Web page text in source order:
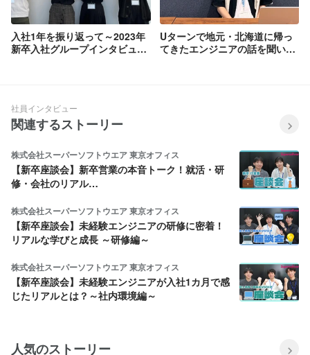
入社1年を振り返って～2023年
新卒入社グループインタビュー
Uターンで地元・北海道に帰っ
てきたエンジニアの話を聞いて
社員インタビュー
関連するストーリー
株式会社スーパーソフトウエア 東京オフィス
【新卒座談会】新卒営業の本音トーク！就活・研
修・会社のリアル…
株式会社スーパーソフトウエア 東京オフィス
【新卒座談会】未経験エンジニアの研修に密着！
リアルな学びと成長 ～研修編～
株式会社スーパーソフトウエア 東京オフィス
【新卒座談会】未経験エンジニアが入社1カ月で感
じたリアルとは？～社内環境編～
人気のストーリー